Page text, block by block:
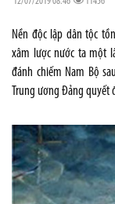
Nền độc lập dân tộc
xâm lược nước ta một
đánh chiếm Nam Bộ
Trung ương Đảng quyết